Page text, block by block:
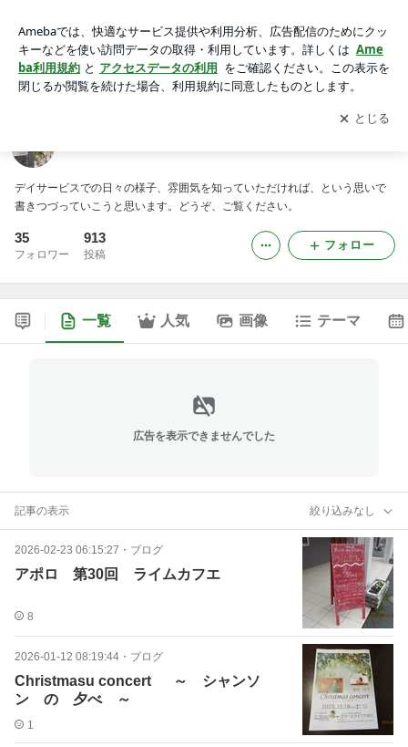
アプリをダウンロードして ブログの更新通知
を受け取りまし
ょう。
開く
デイサービスでの日々の様子、雰囲気を知っていただければ、という思いで
書きつづっていこうと思います。どうぞ、ご覧ください。
35
フォロワー
913
投稿
フォロー
一覧 人気 画像 テーマ
広告を表示できませんでした
記事の表示 絞り込みなし
2026-02-23 06:15:27 ・ ブログ
アポロ 第30回 ライムカフエ
8
2026-01-12 08:19:44 ・ ブログ
Christmasu concert ～ シャンソ
ン の 夕べ ～
1